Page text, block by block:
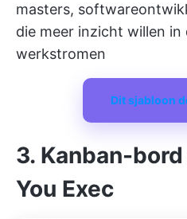
masters,
die meer inzicht willen in
werkstromen
Dit sjabloon
3. Kanban-
You Exec